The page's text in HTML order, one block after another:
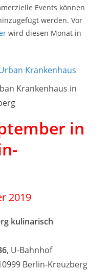
Events können
werden. Vor
wird diesen Monat in
Krankenhaus in
in
2019
kulinarisch
, U-Bahnhof
Berlin-Kreuzberg